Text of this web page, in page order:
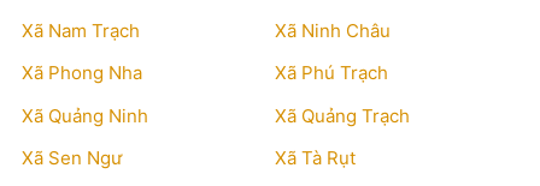
Xã Nam Trạch
Xã Ninh Châu
Xã Phong Nha
Xã Phú Trạch
Xã Quảng Ninh
Xã Quảng Trạch
Xã Sen Ngư
Xã Tà Rụt